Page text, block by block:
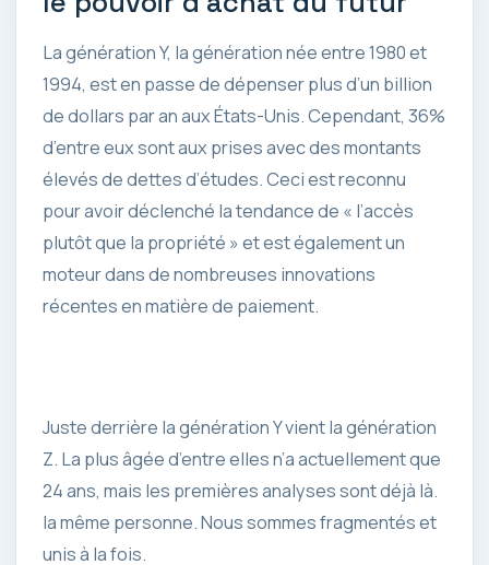
La génération Y, la génération née entre 1980 et
1994, est en passe de dépenser plus d’un billion
de dollars par an aux États-Unis. Cependant, 36%
d’entre eux sont aux prises avec des montants
élevés de dettes d’études. Ceci est reconnu
pour avoir déclenché la tendance de « l’accès
plutôt que la propriété » et est également un
moteur dans de nombreuses innovations
récentes en matière de paiement.
Juste derrière la génération Y vient la génération
Z. La plus âgée d’entre elles n’a actuellement que
24 ans, mais les premières analyses sont déjà là.
la même personne. Nous sommes fragmentés et
unis à la fois.